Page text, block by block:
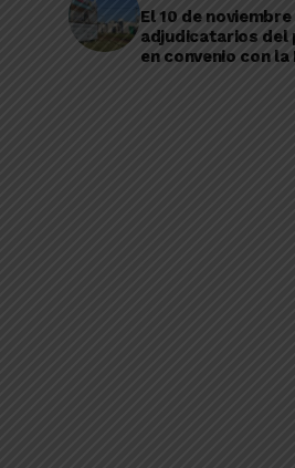
El 10 de
adjudicatarios del
en convenio con la